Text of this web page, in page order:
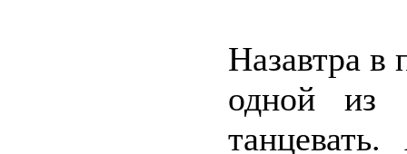
Назавтра в
одной из